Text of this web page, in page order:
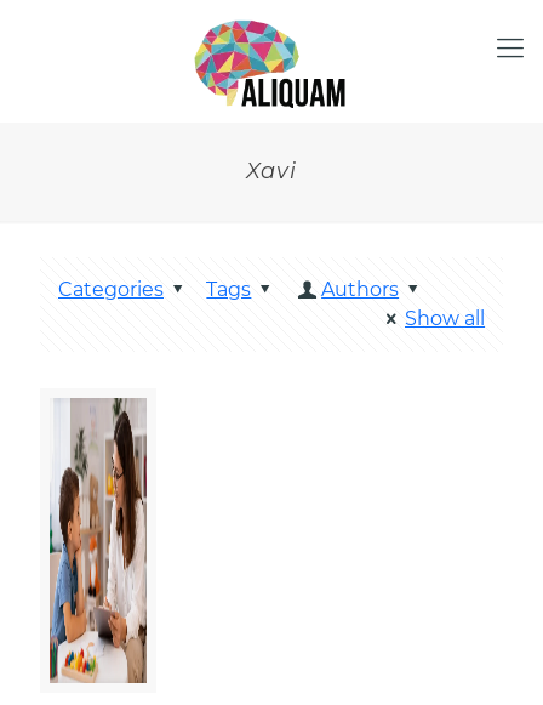
Xavi
Categories Tags
Authors
Show all